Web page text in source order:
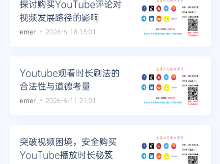
探讨购买YouTube评论对
视频发展路径的影响
emer 2026-6-18 13:01
Youtube观看时长刷法的
合法性与道德考量
emer 2026-6-11 21:01
突破视频困境，安全购买
YouTube播放时长秘笈